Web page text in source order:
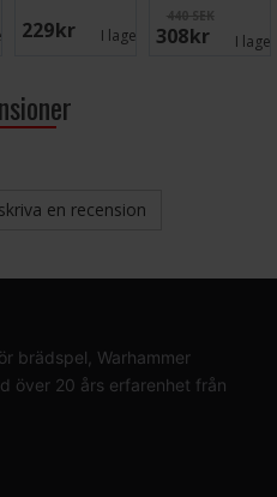
2229 SEK I lager: 5
440 SEK
308 SEK I
en recension
brädspel, Warhammer
över 20 års erfarenhet från